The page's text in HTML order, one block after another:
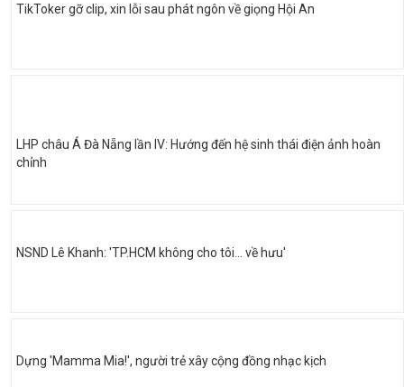
TikToker gỡ clip, xin lỗi sau phát ngôn về giọng Hội An
LHP châu Á Đà Nẵng lần IV: Hướng đến hệ sinh thái điện ảnh hoàn
chỉnh
NSND Lê Khanh: 'TP.HCM không cho tôi… về hưu'
Dựng 'Mamma Mia!', người trẻ xây cộng đồng nhạc kịch